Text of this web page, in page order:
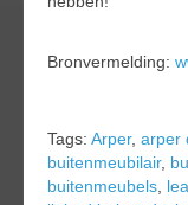
Bronvermelding:
Tags: Arper, arper
buitenmeubilair,
buitenmeubels